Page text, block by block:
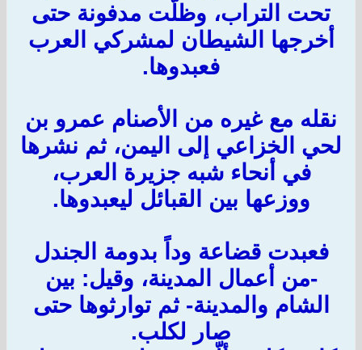
تحت التراب، وظلّت مدفونة حتى
أخرجها الشيطان لمشركي العرب
فعبدوها.
نقله مع غيره من الأصنام عمرو بن
لحي الخزاعي إلى اليمن، ثم نشرها
في أنحاء شبه جزيرة العرب،
ووزعها بين القبائل ليعبدوها.
فعبدت قضاعة وداً بدومة الجندل
-من أعمال المدينة، وقيل: بين
الشام والمدينة- ثم توارثوها حتى
صار لكلب.